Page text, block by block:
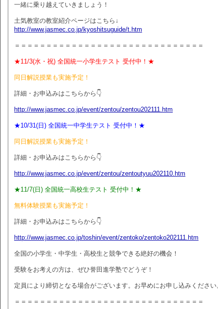
一緒に乗り越えていきましょう！
土気教室の教室紹介ページはこちら↓
http://www.jasmec.co.jp/kyoshitsuguide/t.htm
＝＝＝＝＝＝＝＝＝＝＝＝＝＝＝＝＝＝＝＝＝＝＝＝＝＝＝＝＝＝
★11/3(水・祝) 全国統一小学生テスト 受付中！★
同日解説授業も実施予定！
詳細・お申込みはこちらから👇
http://www.jasmec.co.jp/event/zentou/zentou202111.htm
★10/31(日) 全国統一中学生テスト 受付中！★
同日解説授業も実施予定！
詳細・お申込みはこちらから👇
http://www.jasmec.co.jp/event/zentou/zentoutyuu202110.htm
★11/7(日) 全国統一高校生テスト 受付中！★
無料体験授業も実施予定！
詳細・お申込みはこちらから👇
http://www.jasmec.co.jp/toshin/event/zentoko/zentoko202111.htm
全国の小学生・中学生・高校生と競争できる絶好の機会！
受験をお考えの方は、ぜひ誉田進学塾でどうぞ！
定員により締切となる場合がございます。お早めにお申し込みください
＝＝＝＝＝＝＝＝＝＝＝＝＝＝＝＝＝＝＝＝＝＝＝＝＝＝＝＝＝＝